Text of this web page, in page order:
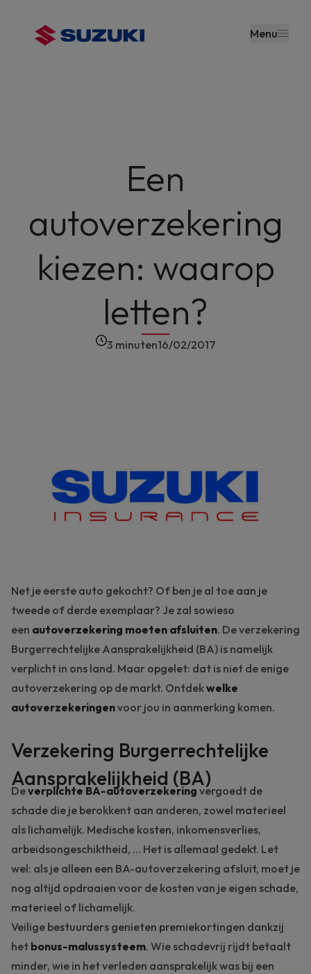
de inhoud
gaan
Menu
Een
autoverzekering
kiezen: waarop
letten?
3 minuten16/02/2017
Net je eerste auto gekocht? Of ben je al toe aan je
tweede of derde exemplaar? Je zal sowieso
een autoverzekering moeten afsluiten. De verzekering
Burgerrechtelijke Aansprakelijkheid (BA) is namelijk
verplicht in ons land. Maar opgelet: dat is niet de enige
autoverzekering op de markt. Ontdekwelke
autoverzekeringenvoor jou in aanmerking komen.
Verzekering Burgerrechtelijke
Aansprakelijkheid (BA)
Deverplichte BA-autoverzekering vergoedt de
schade die je berokkent aan anderen, zowel materieel
als lichamelijk. Medische kosten, inkomensverlies,
arbeidsongeschiktheid, … Het is allemaal gedekt. Let
wel: als je alleen een BA-autoverzekering afsluit, moet je
nog altijd opdraaien voor de kosten van je eigen schade,
materieel of lichamelijk.
Veilige bestuurders genieten premiekortingen dankzij
het bonus-malussysteem. Wie schadevrij rijdt betaalt
minder, wie in het verleden aansprakelijk was bij een